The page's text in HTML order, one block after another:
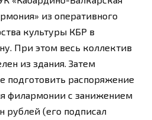
из оперативного
культуры КБР в
При этом весь коллектив
из здания. Затем
подготовить распоряжение
филармонии с занижением
рублей (его подписал